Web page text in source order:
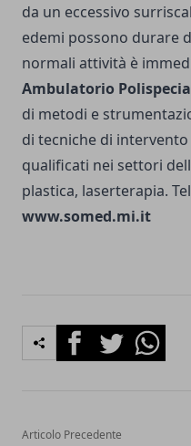
da un eccessivo
edemi possono durare
normali attività è
Ambulatorio
di metodi e
di tecniche di
qualificati nei settori
plastica, laserterapia.
www.somed.mi.it
FacebookTwitterWhatsapp
Articolo Precedente